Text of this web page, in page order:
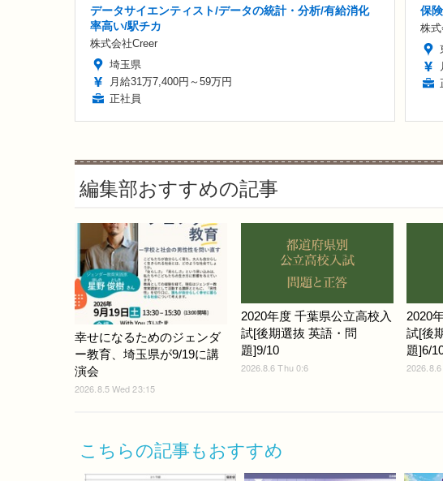
データサイエンティスト/データの統計・分析/有給消化
率高い/駅チカ
株式会社Creer
埼玉県
月給31万7,400円～59万円
正社員
保
株
編集部おすすめの記事
幸せになるためのジェンダ
ー教育、埼玉県が9/19に講
演会
2026.8.5 Wed 23:15
2020年度 千葉県公立高校入
試[後期選抜 英語・問
題]9/10
2026.8.6 Thu 0:6
2020
試[後
題]6/
こちらの記事もおすすめ